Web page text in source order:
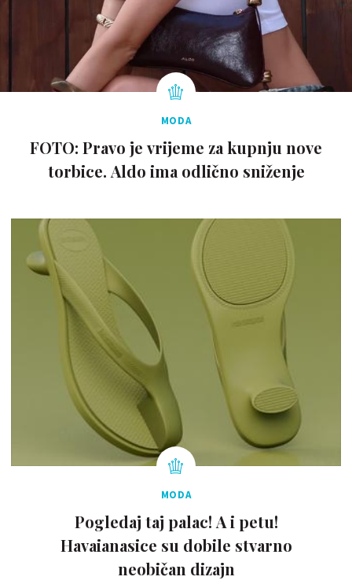
MODA
FOTO: Pravo je vrijeme za kupnju nove
torbice. Aldo ima odlično sniženje
MODA
Pogledaj taj palac! A i petu!
Havaianasice su dobile stvarno
neobičan dizajn